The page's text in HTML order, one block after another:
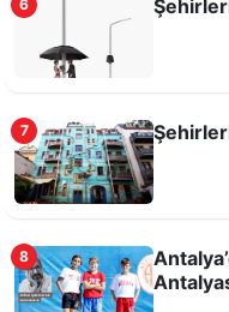
6
7
8